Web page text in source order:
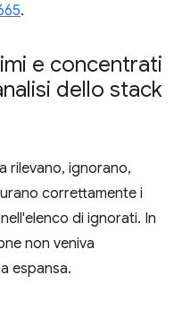
.
e concentrati
dello stack
rilevano, ignorano,
correttamente i
di ignorati. In
non veniva
espansa.